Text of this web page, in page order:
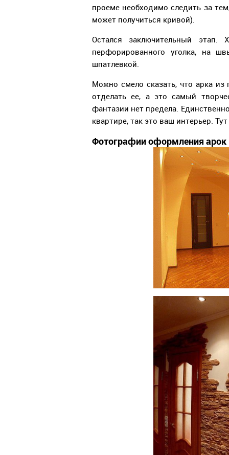
проеме необходимо следить за
может получиться кривой).
Остался заключительный
перфорированного уголка, на
шпатлевкой.
Можно смело сказать, что арка
отделать ее, а это самый
фантазии нет предела.
квартире, так это ваш интерьер.
Фотографии оформления арок